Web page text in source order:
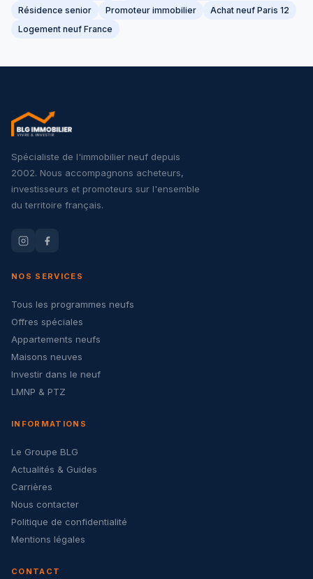
Résidence senior
Promoteur immobilier
Achat neuf Paris 12
Logement neuf France
Spécialiste de l'immobilier neuf depuis
2002. Nous accompagnons acheteurs,
investisseurs et promoteurs sur l'ensemble
du territoire français.
NOS SERVICES
Tous les programmes neufs
Offres spéciales
Appartements neufs
Maisons neuves
Investir dans le neuf
LMNP & PTZ
INFORMATIONS
Le Groupe BLG
Actualités & Guides
Carrières
Nous contacter
Politique de confidentialité
Mentions légales
CONTACT